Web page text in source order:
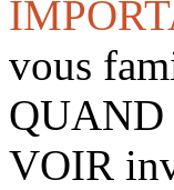
vous
QUAND
VOIR